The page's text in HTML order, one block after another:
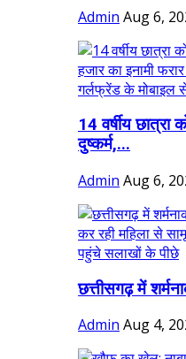
Admin Aug 6,
14 वर्षीय छात्रा
दुष्कर्म,...
Admin Aug 6,
छत्तीसगढ़ में
Admin Aug 4,